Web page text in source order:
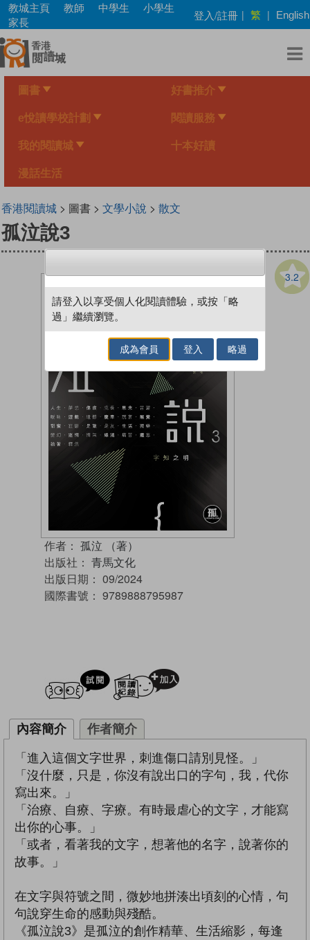
Skip
main
content
教城主頁 教師 中學生
小學生
家長
登入/註冊 | 繁 | English
圖書 好書推介
e悅讀學校計劃 閱讀服務
我的閱讀城 十本好讀
漫話生活
香港閱讀城> 圖書 > 文學小說 > 散文
孤泣說3
3.2
作者： 孤泣 （著）
出版社： 青馬文化
出版日期： 09/2024
國際書號： 9789888795987
試閲
內容簡介 作者簡介
「進入這個文字世界，刺進傷口請別見怪。」
「沒什麼，只是，你沒有說出口的字句，我，代你
寫出來。」
「治療、自療、字療。有時最虐心的文字，才能寫
出你的心事。」
「或者，看著我的文字，想著他的名字，說著你的
故事。」
在文字與符號之間，微妙地拼湊出頃刻的心情，句
句說穿生命的感動與殘酷。
《孤泣說3》是孤泣的創作精華、生活縮影，每逢
請登入以享受個人化閱讀體驗，或按「略
過」繼續瀏覽。
成為會員 登入 略過